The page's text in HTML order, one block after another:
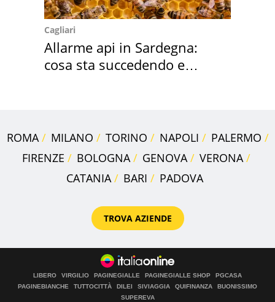
Cagliari
Allarme api in Sardegna:
cosa sta succedendo e
ROMA MILANO TORINO NAPOLI
PALERMO
FIRENZE
BOLOGNA GENOVA
VERONA
CATANIA
BARI PADOVA
TROVA AZIENDE
LIBERO VIRGILIO PAGINEGIALLE PAGINEGIALLE SHOP
PGCASA
PAGINEBIANCHE
TUTTOCITTÀ DILEI SIVIAGGIA QUIFINANZA
BUONISSIMO
SUPEREVA